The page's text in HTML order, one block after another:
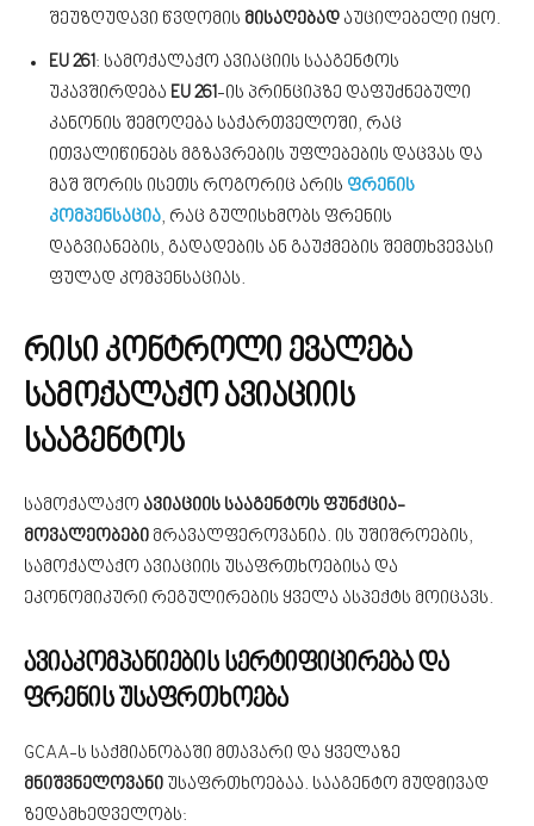
შეუზღუდავი წვდომის მისაღებად აუცილებელი იყო.
EU 261: სამოქალაქო ავიაციის სააგენტოს
უკავშირდება EU 261-ის პრინციპზე დაფუძნებული
კანონის შემოღება საქართველოში, რაც
ითვალიწინებს მგზავრების უფლებების დაცვას და
მაშ შორის ისეთს როგორიც არის ფრენის
კომპენსაცია, რაც გულისხმობს ფრენის
დაგვიანების, გადადების ან გაუქმების შემთხვევასი
ფულად კომპენსაციას.
რისი კონტროლი ევალება
სამოქალაქო ავიაციის
სააგენტოს
სამოქალაქო ავიაციის სააგენტოს ფუნქცია-
მოვალეობები მრავალფეროვანია. ის უშიშროების,
სამოქალაქო ავიაციის უსაფრთხოებისა და
ეკონომიკური რეგულირების ყველა ასპექტს მოიცავს.
ავიაკომპანიების სერტიფიცირება და
ფრენის უსაფრთხოება
GCAA-ს საქმიანობაში მთავარი და ყველაზე
მნიშვნელოვანი უსაფრთხოებაა. სააგენტო მუდმივად
ზედამხედველობს: